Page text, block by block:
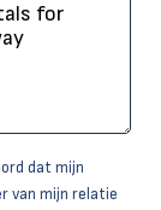
dat mijn
van mijn relatie